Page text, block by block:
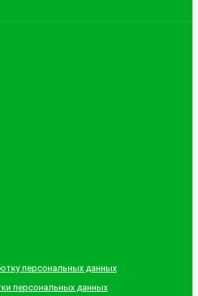
персональных данных
персональных данных